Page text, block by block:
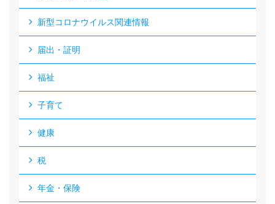
新型コロナウイルス関連情報
届出・証明
福祉
子育て
健康
税
年金・保険